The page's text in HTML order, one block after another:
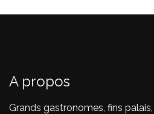
A propos
Grands gastronomes, fins